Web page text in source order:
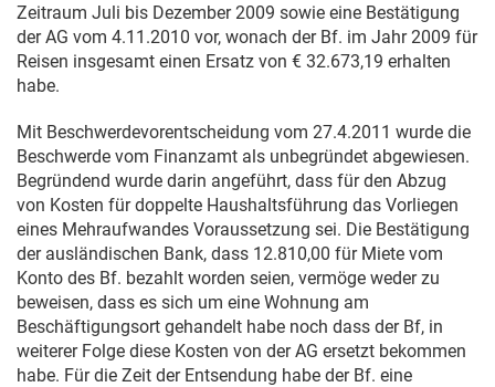
Zeitraum Juli bis Dezember 2009 sowie eine Bestätigung
der AG vom 4.11.2010 vor, wonach der Bf. im Jahr 2009 für
Reisen insgesamt einen Ersatz von € 32.673,19 erhalten
habe.
Mit Beschwerdevorentscheidung vom 27.4.2011 wurde die
Beschwerde vom Finanzamt als unbegründet abgewiesen.
Begründend wurde darin angeführt, dass für den Abzug
von Kosten für doppelte Haushaltsführung das Vorliegen
eines Mehraufwandes Voraussetzung sei. Die Bestätigung
der ausländischen Bank, dass 12.810,00 für Miete vom
Konto des Bf. bezahlt worden seien, vermöge weder zu
beweisen, dass es sich um eine Wohnung am
Beschäftigungsort gehandelt habe noch dass der Bf, in
weiterer Folge diese Kosten von der AG ersetzt bekommen
habe. Für die Zeit der Entsendung habe der Bf. eine